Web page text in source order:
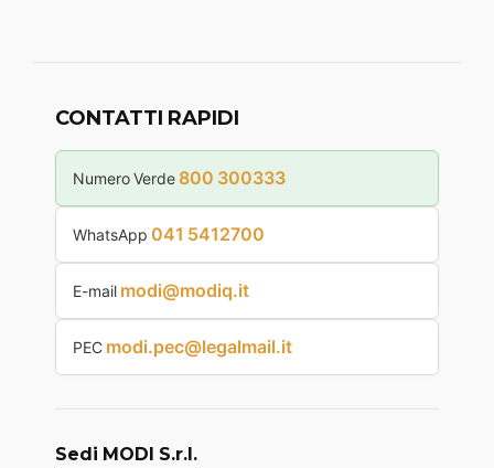
CONTATTI RAPIDI
Numero Verde 800 300333
WhatsApp 041 5412700
E-mail modi@modiq.it
PEC modi.pec@legalmail.it
Sedi MODI S.r.l.